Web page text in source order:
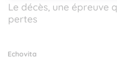
Le décès, une épreuve
pertes
Echovita